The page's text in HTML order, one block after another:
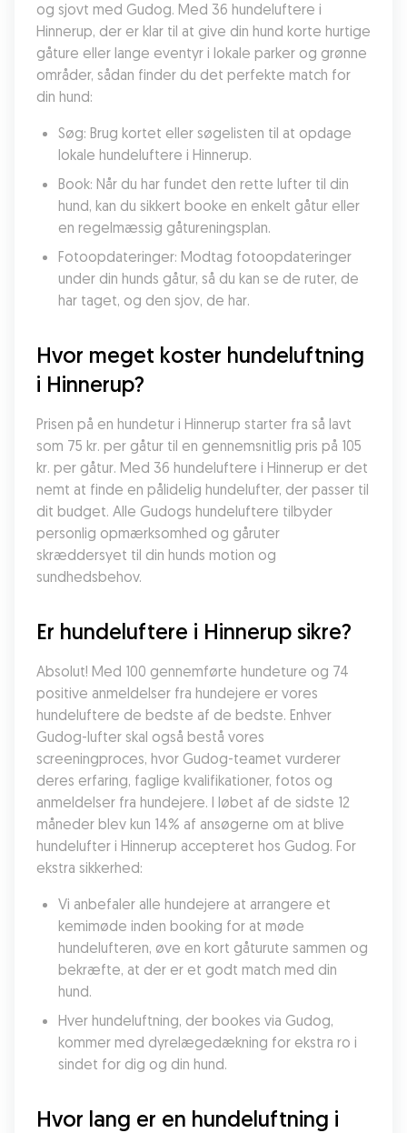
og sjovt med Gudog. Med 36 hundeluftere i
Hinnerup, der er klar til at give din hund korte hurtige
gåture eller lange eventyr i lokale parker og grønne
områder, sådan finder du det perfekte match for
din hund:
Søg: Brug kortet eller søgelisten til at opdage
lokale hundeluftere i Hinnerup.
Book: Når du har fundet den rette lufter til din
hund, kan du sikkert booke en enkelt gåtur eller
en regelmæssig gåtureningsplan.
Fotoopdateringer: Modtag fotoopdateringer
under din hunds gåtur, så du kan se de ruter, de
har taget, og den sjov, de har.
Hvor meget koster hundeluftning
i Hinnerup?
Prisen på en hundetur i Hinnerup starter fra så lavt
som 75 kr. per gåtur til en gennemsnitlig pris på 105
kr. per gåtur. Med 36 hundeluftere i Hinnerup er det
nemt at finde en pålidelig hundelufter, der passer til
dit budget. Alle Gudogs hundeluftere tilbyder
personlig opmærksomhed og gåruter
skræddersyet til din hunds motion og
sundhedsbehov.
Er hundeluftere i Hinnerup sikre?
Absolut! Med 100 gennemførte hundeture og 74
positive anmeldelser fra hundejere er vores
hundeluftere de bedste af de bedste. Enhver
Gudog-lufter skal også bestå vores
screeningproces, hvor Gudog-teamet vurderer
deres erfaring, faglige kvalifikationer, fotos og
anmeldelser fra hundejere. I løbet af de sidste 12
måneder blev kun 14% af ansøgerne om at blive
hundelufter i Hinnerup accepteret hos Gudog. For
ekstra sikkerhed:
Vi anbefaler alle hundejere at arrangere et
kemimøde inden booking for at møde
hundelufteren, øve en kort gåturute sammen og
bekræfte, at der er et godt match med din
hund.
Hver hundeluftning, der bookes via Gudog,
kommer med dyrelægedækning for ekstra ro i
sindet for dig og din hund.
Hvor lang er en hundeluftning i